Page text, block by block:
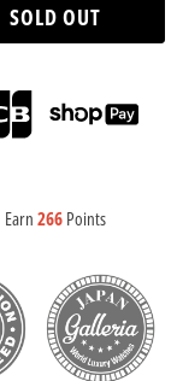
SOLD OUT
Earn266 Points